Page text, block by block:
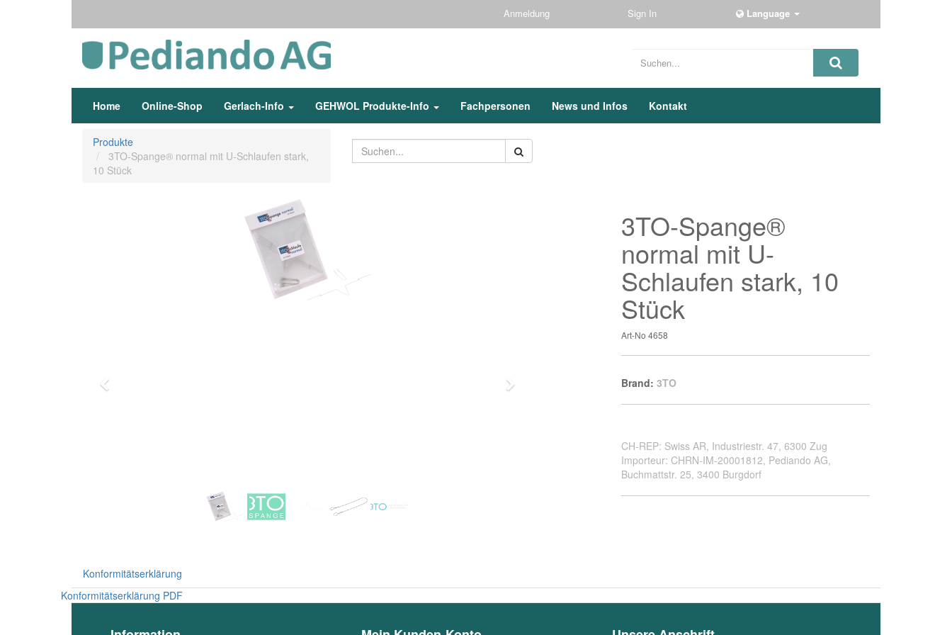
Anmeldung Sign In Language
Home Online-Shop Gerlach-Info GEHWOL Produkte-Info Fachpersonen News und Infos Kontakt
Produkte
3TO-Spange® normal mit U-Schlaufen stark,
10 Stück
Next
3TO-Spange®
normal mit U-
Schlaufen stark, 10
Stück
Art-No4658
Brand:3TO
CH-REP: Swiss AR, Industriestr. 47, 6300 Zug
Importeur: CHRN-IM-20001812, Pediando AG,
Buchmattstr. 25, 3400 Burgdorf
Konformitätserklärung
Konformitätserklärung PDF